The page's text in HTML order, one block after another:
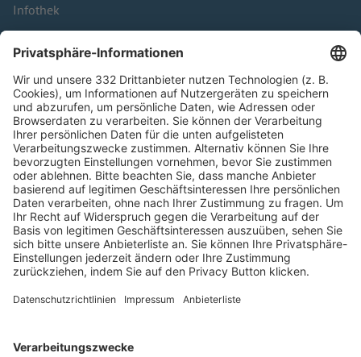
Infothek
Kontakt
HÄUFIG BESUCHTE SEITEN
Pässe und Vereinswechsel
Trainerausbildung
Schulungsangebot Vereinsmitarbeiter
BFV-Geschäftsstellen
Trainerbörse
Login SpielPlus
FOLGE DEM BFV